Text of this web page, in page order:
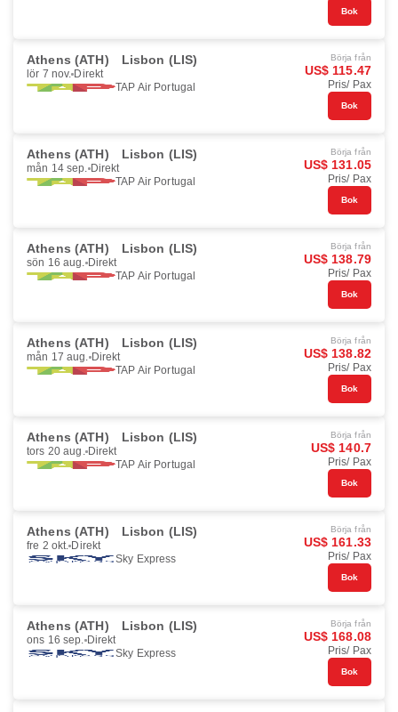
Bok
Athens (ATH) Lisbon (LIS)
lör 7 nov. Direkt
TAP Air Portugal
Börja från
US$ 115.47
Pris/ Pax
Bok
Athens (ATH) Lisbon (LIS)
mån 14 sep. Direkt
TAP Air Portugal
Börja från
US$ 131.05
Pris/ Pax
Bok
Athens (ATH) Lisbon (LIS)
sön 16 aug. Direkt
TAP Air Portugal
Börja från
US$ 138.79
Pris/ Pax
Bok
Athens (ATH) Lisbon (LIS)
mån 17 aug. Direkt
TAP Air Portugal
Börja från
US$ 138.82
Pris/ Pax
Bok
Athens (ATH) Lisbon (LIS)
tors 20 aug. Direkt
TAP Air Portugal
Börja från
US$ 140.7
Pris/ Pax
Bok
Athens (ATH) Lisbon (LIS)
fre 2 okt. Direkt
Sky Express
Börja från
US$ 161.33
Pris/ Pax
Bok
Athens (ATH) Lisbon (LIS)
ons 16 sep. Direkt
Sky Express
Börja från
US$ 168.08
Pris/ Pax
Bok